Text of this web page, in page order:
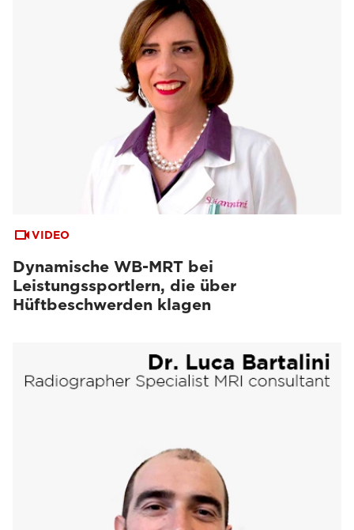
VIDEO
Dynamische WB-MRT bei
Leistungssportlern, die über
Hüftbeschwerden klagen